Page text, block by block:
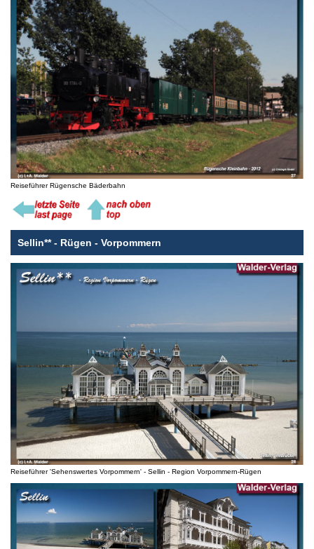
Reiseführer Rügensche Bäderbahn
Sellin** - Rügen - Vorpommern
Reiseführer 'Sehenswertes Vorpommern' - Sellin - Region Vorpommern-Rügen